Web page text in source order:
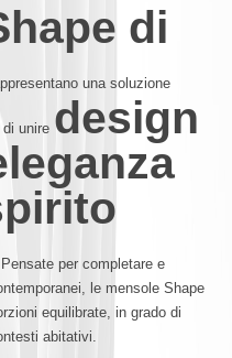
di
una soluzione
unire design
. Pensate per completare e
le mensole Shape
equilibrate, in grado di
abitativi.